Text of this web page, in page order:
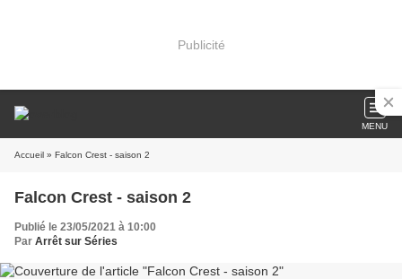
Publicité
MENU
Accueil » Falcon Crest - saison 2
Falcon Crest - saison 2
Publié le 23/05/2021 à 10:00
Par Arrêt sur Séries